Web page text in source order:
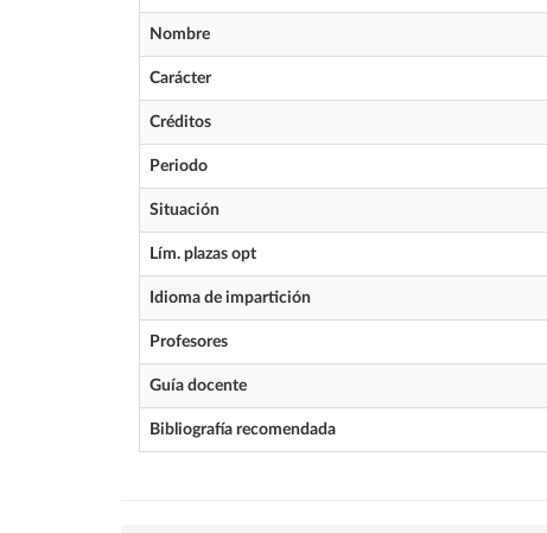
Nombre
Carácter
Créditos
Periodo
Situación
Lím. plazas opt
Idioma de impartición
Profesores
Guía docente
Bibliografía recomendada